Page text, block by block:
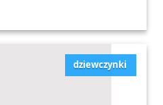
dziewczynki